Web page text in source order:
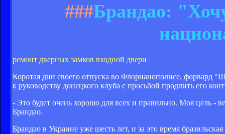
###Брандао:
ремонт дверных замков входной двери
Коротая дни своего отпуска во Флорианополисе, форвард
к руководству донецкого клуба с просьбой продлить его
- Это будет очень хорошо для всех и правильно. Моя цель -
Брандао.
Брандао в Украине уже шесть лет, и за это время